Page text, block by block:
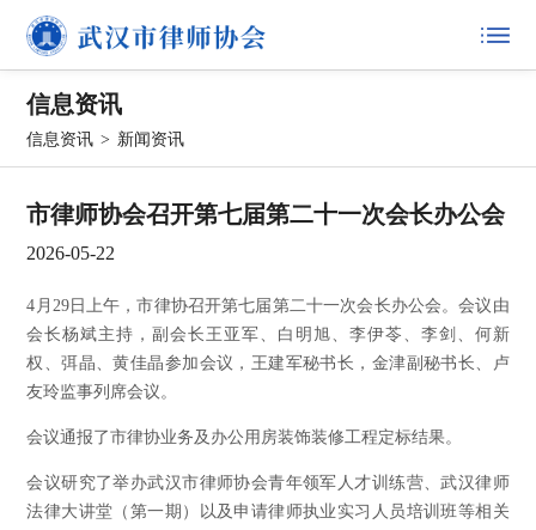
信息资讯
信息资讯 > 新闻资讯
市律师协会召开第七届第二十一次会长办公会
2026-05-22
4月29日上午，市律协召开第七届第二十一次会长办公会。会议由
会长杨斌主持，副会长王亚军、白明旭、李伊苓、李剑、何新
权、弭晶、黄佳晶参加会议，王建军秘书长，金津副秘书长、卢
友玲监事列席会议。
会议通报了市律协业务及办公用房装饰装修工程定标结果。
会议研究了举办武汉市律师协会青年领军人才训练营、武汉律师
法律大讲堂（第一期）以及申请律师执业实习人员培训班等相关